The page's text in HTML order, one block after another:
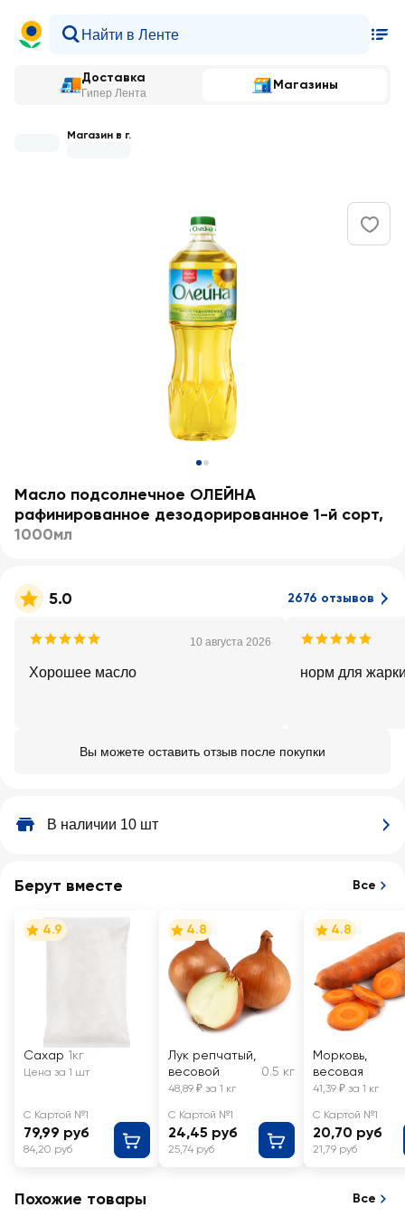
Доставка
Гипер Лента
Магазины
Магазин в г.
Масло подсолнечное ОЛЕЙНА
рафинированное дезодорированное 1-й сорт,
1000мл
5.0 2676 отзывов
10 августа 2026
Хорошее масло норм для
Вы можете оставить отзыв после покупки
В наличии 10 шт
Берут вместе Все
4.9
Сахар 1кг
Цена за 1 шт
С Картой №1
79,99 руб
84,20 руб
4.8
Лук репчатый,
весовой
0.5 кг
48,89 ₽ за 1 кг
С Картой №1
24,45 руб
25,74 руб
4.8
Морковь,
весовая
41,39 ₽ за 1 кг
С Картой №1
20,70 руб
21,79 руб
Похожие товары Все